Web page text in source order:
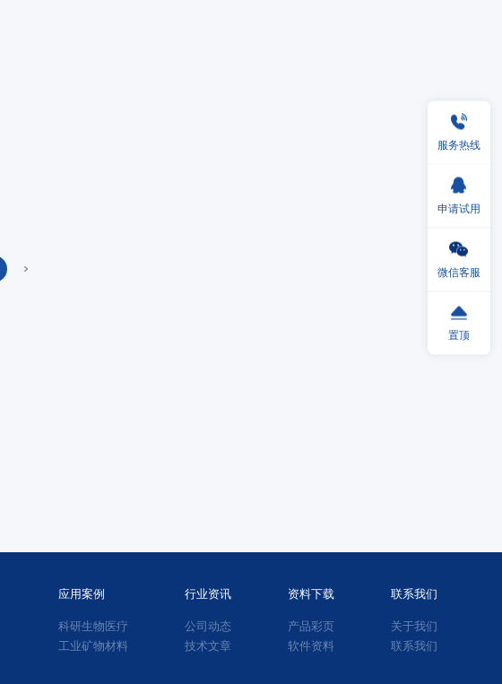
应用案例
科研生物医疗
工业矿物材料
行业资讯
公司动态
技术文章
资料下载
产品彩页
软件资料
联系我们
关于我们
联系我们
服务热线
申请试用
微信客服
置顶